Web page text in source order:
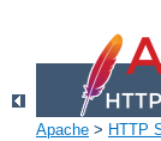
Apache > HTTP